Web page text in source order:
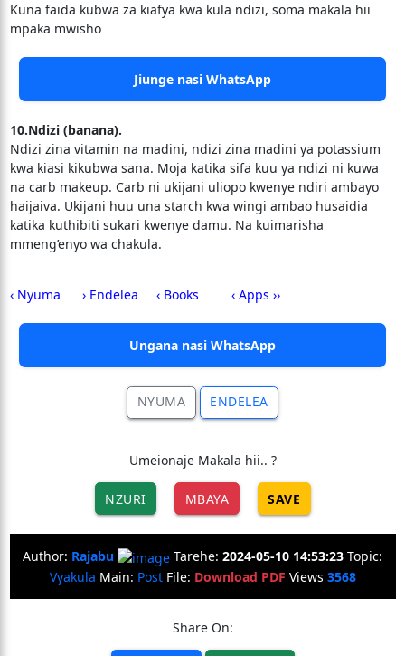
Kuna faida kubwa za kiafya kwa kula ndizi, soma makala hii
mpaka mwisho
Jiunge nasi WhatsApp
10.Ndizi (banana).
Ndizi zina vitamin na madini, ndizi zina madini ya potassium
kwa kiasi kikubwa sana. Moja katika sifa kuu ya ndizi ni kuwa
na carb makeup. Carb ni ukijani uliopo kwenye ndiri ambayo
haijaiva. Ukijani huu una starch kwa wingi ambao husaidia
katika kuthibiti sukari kwenye damu. Na kuimarisha
mmeng’enyo wa chakula.
‹ Nyuma › Endelea ‹ Books ‹ Apps ››
Ungana nasi WhatsApp
NYUMA ENDELEA
Umeionaje Makala hii.. ?
NZURI MBAYA SAVE
Author: Rajabu Tarehe: 2024-05-10 14:53:23 Topic:
Vyakula Main: PostFile: Download PDF Views 3568
Share On: